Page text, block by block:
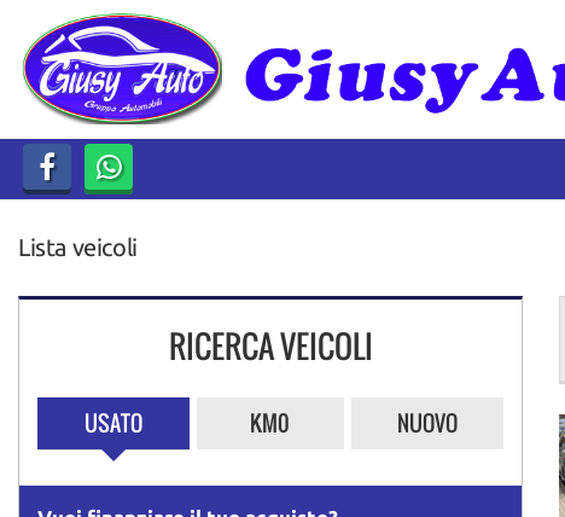
HOME
LISTA VEICOLI
ACQUISTIAMO USATO
ASSISTENZA
Lista veicoli
RICERCA VEICOLI
USATO KM0 NUOVO